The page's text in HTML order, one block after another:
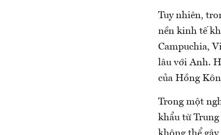
Tuy nhiên,
nền kinh tế
Campuchia,
lâu với Anh.
của Hồng
Trong một
khẩu từ Trung